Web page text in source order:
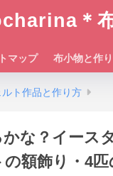
＊
マップ 布小物と作
ト作品と作り方
な？イース
額飾り・4